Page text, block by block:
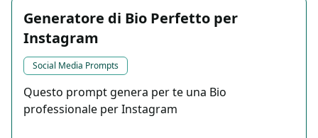
Generatore di Bio Perfetto per
Instagram
Social Media Prompts
Questo prompt genera per te una Bio
professionale per Instagram